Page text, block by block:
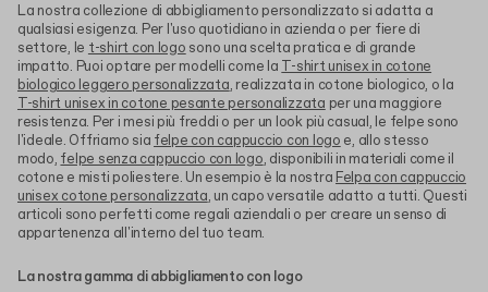
La nostra collezione di abbigliamento personalizzato si adatta a
qualsiasi esigenza. Per l'uso quotidiano in azienda o per fiere di
settore, le t-shirt con logo sono una scelta pratica e di grande
impatto. Puoi optare per modelli come la T-shirt unisex in cotone
biologico leggero personalizzata, realizzata in cotone biologico, o la
T-shirt unisex in cotone pesante personalizzata per una maggiore
resistenza. Per i mesi più freddi o per un look più casual, le felpe sono
l'ideale. Offriamo sia felpe con cappuccio con logo e, allo stesso
modo, felpe senza cappuccio con logo, disponibili in materiali come il
cotone e misti poliestere. Un esempio è la nostra Felpa con cappuccio
unisex cotone personalizzata, un capo versatile adatto a tutti. Questi
articoli sono perfetti come regali aziendali o per creare un senso di
appartenenza all'interno del tuo team.
La nostra gamma di abbigliamento con logo